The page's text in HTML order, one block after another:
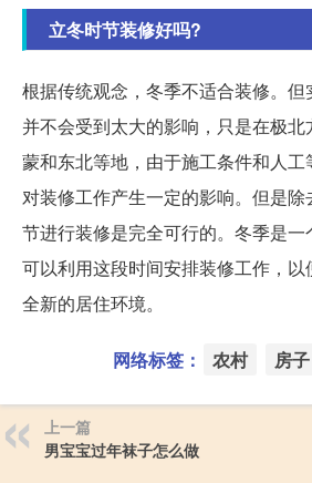
立冬时节装修好吗?
根据传统观念，冬季不适合装修。
并不会受到太大的影响，只是在极
蒙和东北等地，由于施工条件和人
对装修工作产生一定的影响。但是
节进行装修是完全可行的。冬季是一
可以利用这段时间安排装修工作，
全新的居住环境。
网络标签： 农村 房子
上一篇
男宝宝过年袜子怎么做